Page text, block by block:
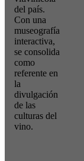
del país.
Con una
museografía
interactiva,
se consolida
como
referente en
la
divulgación
de las
culturas del
vino.